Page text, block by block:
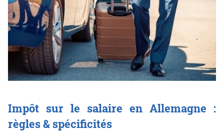
Impôt sur le salaire en Allemagne :
règles & spécificités